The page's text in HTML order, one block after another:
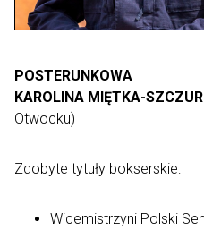
POSTERUNKOWA
KAROLINA MIĘTKA-
Otwocku)
Zdobyte tytuły bokserskie:
Wicemistrzyni Polski